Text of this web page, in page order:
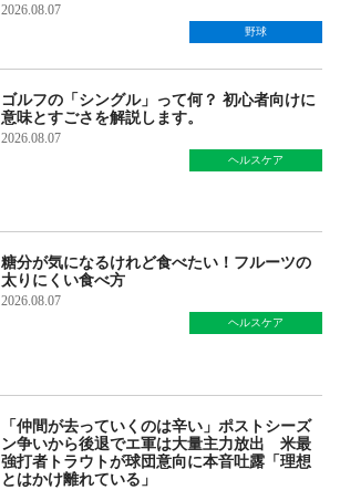
2026.08.07
野球
ゴルフの「シングル」って何？ 初心者向けに
意味とすごさを解説します。
2026.08.07
ヘルスケア
糖分が気になるけれど食べたい！フルーツの
太りにくい食べ方
2026.08.07
ヘルスケア
「仲間が去っていくのは辛い」ポストシーズ
ン争いから後退でエ軍は大量主力放出 米最
強打者トラウトが球団意向に本音吐露「理想
とはかけ離れている」